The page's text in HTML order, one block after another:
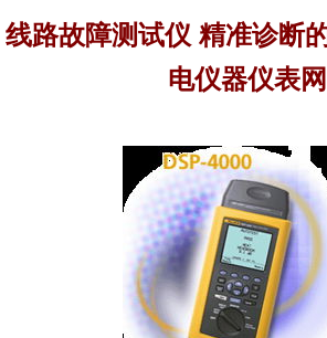
线路故障测试仪 精准诊断
电仪器仪表网